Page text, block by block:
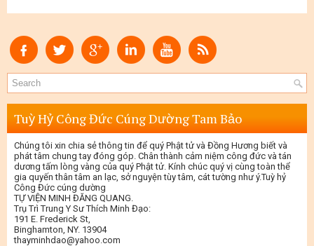
Tuỳ Hỷ Công Đức Cúng Dường Tam Bảo
Chúng tôi xin chia sẻ thông tin để quý Phật tử và Đồng Hương biết và
phát tâm chung tay đóng góp. Chân thành cảm niệm công đức và tán
dương tấm lòng vàng của quý Phật tử. Kính chúc quý vị cùng toàn thể
gia quyến thân tâm an lạc, sở nguyện tùy tâm, cát tường như ý.Tuỳ hỷ
Công Đức cúng dường
TỰ VIỆN MINH ĐĂNG QUANG.
Trụ Trì Trung Y Sư Thích Minh Đạo:
191 E. Frederick St,
Binghamton, NY. 13904
thayminhdao@yahoo.com